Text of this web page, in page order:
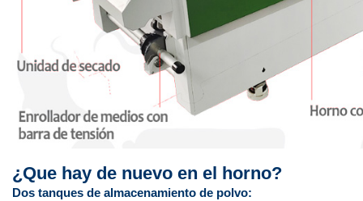
¿Que hay de nuevo en el horno?
Dos tanques de almacenamiento de polvo: